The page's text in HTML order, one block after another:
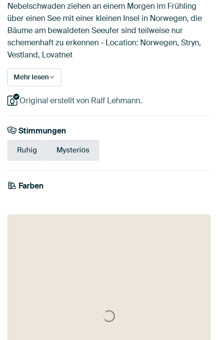
Nebelschwaden ziehen an einem Morgen im Frühling
über einen See mit einer kleinen Insel in Norwegen, die
Bäume am bewaldeten Seeufer sind teilweise nur
schemenhaft zu erkennen - Location: Norwegen, Stryn,
Vestland, Lovatnet
Mehr lesen
Original erstellt von Ralf Lehmann.
Stimmungen
Ruhig Mysteriös
Farben
Grau
Anthrazit